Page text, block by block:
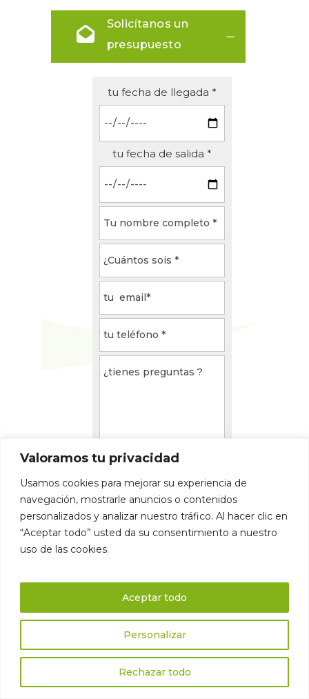
Valoramos tu privacidad
Usamos cookies para mejorar su experiencia de
navegación, mostrarle anuncios o contenidos
personalizados y analizar nuestro tráfico. Al hacer clic en
“Aceptar todo” usted da su consentimiento a nuestro
uso de las cookies.
Personalizar
Rechazar todo
Aceptar todo
Solicítanos un
presupuesto
tu fecha de llegada *
tu fecha de salida *
que hacemos de tu información.